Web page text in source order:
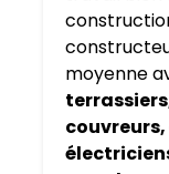
moyenne